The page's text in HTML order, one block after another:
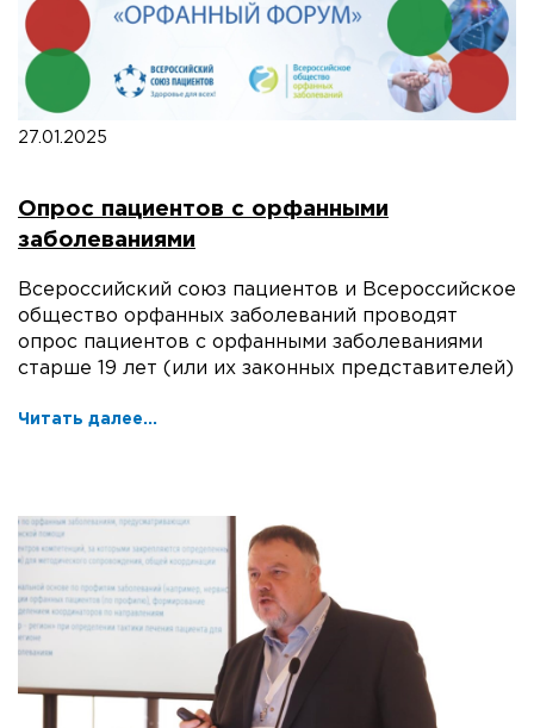
27.01.2025
Опрос пациентов с орфанными
заболеваниями
Всероссийский союз пациентов и Всероссийское
общество орфанных заболеваний проводят
опрос пациентов с орфанными заболеваниями
старше 19 лет (или их законных представителей)
Читать далее...